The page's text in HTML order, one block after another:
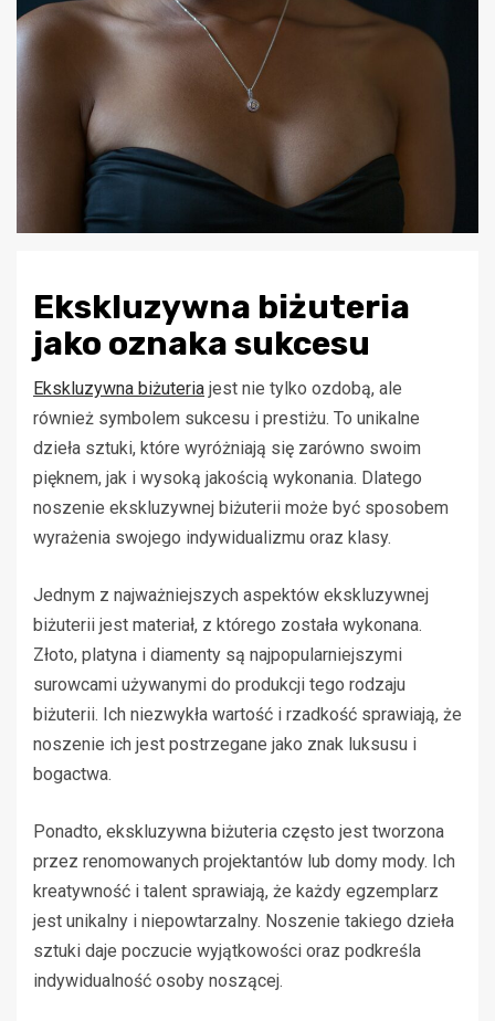
Ekskluzywna biżuteria
jako oznaka sukcesu
Ekskluzywna biżuteria jest nie tylko ozdobą, ale
również symbolem sukcesu i prestiżu. To unikalne
dzieła sztuki, które wyróżniają się zarówno swoim
pięknem, jak i wysoką jakością wykonania. Dlatego
noszenie ekskluzywnej biżuterii może być sposobem
wyrażenia swojego indywidualizmu oraz klasy.
Jednym z najważniejszych aspektów ekskluzywnej
biżuterii jest materiał, z którego została wykonana.
Złoto, platyna i diamenty są najpopularniejszymi
surowcami używanymi do produkcji tego rodzaju
biżuterii. Ich niezwykła wartość i rzadkość sprawiają, że
noszenie ich jest postrzegane jako znak luksusu i
bogactwa.
Ponadto, ekskluzywna biżuteria często jest tworzona
przez renomowanych projektantów lub domy mody. Ich
kreatywność i talent sprawiają, że każdy egzemplarz
jest unikalny i niepowtarzalny. Noszenie takiego dzieła
sztuki daje poczucie wyjątkowości oraz podkreśla
indywidualność osoby noszącej.